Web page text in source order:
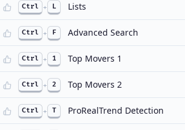
Ctrl + L Lists
Ctrl + F Advanced Search
Ctrl + 1 Top Movers 1
Ctrl + 2 Top Movers 2
Ctrl + T ProRealTrend Detection